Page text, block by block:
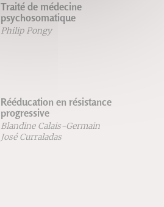
Traité de médecine
psychosomatique
Philip Pongy
Rééducation en résistance
progressive
Blandine Calais-Germain
José Curraladas